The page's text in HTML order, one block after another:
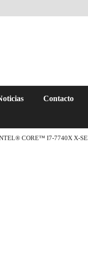
Contacto
CORE™ I7-7740X X-